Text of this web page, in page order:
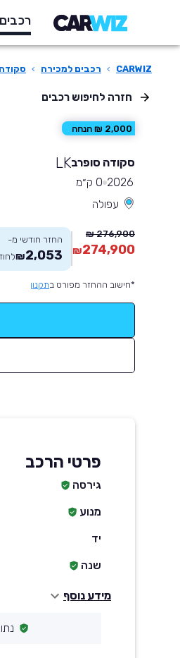
רכבים
CARWIZ
› רכבים למכירה › סקודה
חזרה לחיפוש רכבים
2,000 ₪ הנחה
סקודה סופרבLK
2026 0 ק״מ
עפולה
276,900 ₪
274,900
₪
החזר חודשי מ-
2,053
₪
*חישוב ההחזר מפורט בתקנון
פרטי הרכב
גירסה
מנוע
יד
שנה
מידע נוסף